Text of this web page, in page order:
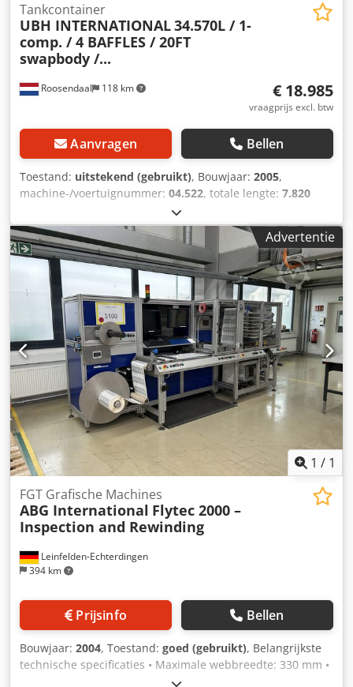
Roosendaal 118 km
Tankcontainer
UBH INTERNATIONAL34.570L / 1-
comp. / 4 BAFFLES / 20FT
swapbody /...
€ 18.985
vraagprijs excl. btw
Aanvragen Bellen
Toestand: uitstekend (gebruikt), Bouwjaar: 2005,
machine-/voertuignummer: 04.522, totale lengte: 7.820
2.550 mm
2005 UBH INTERNATIONAL 20FT SWAP BODY tankcontainer
34.570L / 1 compartiment / 4 schotten, 5 deksels UN
PORTABLE T11 EMKD stoomverwarming bodemlossing
17441 1.4401 Djdpfxezdkyao Ai Njck geldig 5-jarig + CSC
keuring tot 04-2028 = Verdere informatie = Algemene
informatie Bouwjaar: juli 2005 Modeljaar: 2005 Geschikt
materiaal: Chemicaliën Gewichten Leeggewicht: 4.475 kg
Laadvermogen: 31.525 kg GVW: 36.000 kg Functioneel
Inhoud laadruimte: 25.000 l Opbouw merk: CIMC 2016,
20FT, 25.000L, L4BN, UN Portable, T11, stoomverwarming,
bodemlossing, 5Y: 10/2022 Aantal compartimenten: 1 Staat
Technische staat: zeer goed Optische staat: goed Verdere
informatie Neem contact op met Arne Honingh voor meer
informatie.
Advertentie
1 / 1
Leinfelden-Echterdingen
394 km
FGT Grafische Machines
ABG International Flytec 2000 –
Inspection and Rewinding
Prijsinfo Bellen
Bouwjaar: 2004, Toestand: goed (gebruikt), Belangrijkste
technische specificaties • Maximale webbreedte: 330 mm •
Maximale bandsnelheid: 200 m/min • Maximale